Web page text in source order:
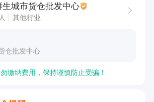
话联系，请告知潢川直聘看到的，
生城市货仓批发中心
其他行业
仓批发中心
缴纳费用，保持谨慎防止受骗！